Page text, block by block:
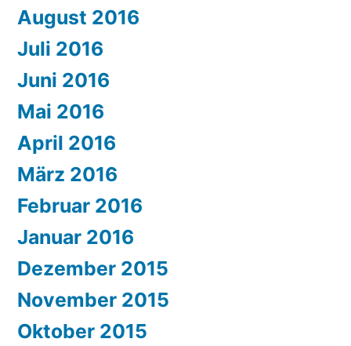
August 2016
Juli 2016
Juni 2016
Mai 2016
April 2016
März 2016
Februar 2016
Januar 2016
Dezember 2015
November 2015
Oktober 2015